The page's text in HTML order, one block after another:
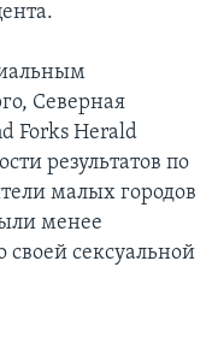
Северная
Forks Herald
результатов по
малых городов
менее
своей сексуальной